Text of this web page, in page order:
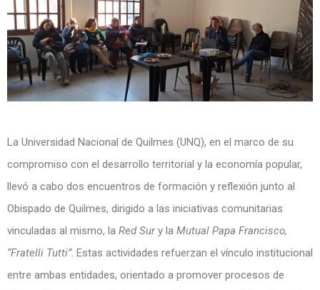
La Universidad Nacional de Quilmes (UNQ), en el marco de su
compromiso con el desarrollo territorial y la economía popular,
llevó a cabo dos encuentros de formación y reflexión junto al
Obispado de Quilmes, dirigido a las iniciativas comunitarias
vinculadas al mismo, la Red Sury la Mutual Papa Francisco,
“Fratelli Tutti”. Estas actividades refuerzan el vínculo institucional
entre ambas entidades, orientado a promover procesos de